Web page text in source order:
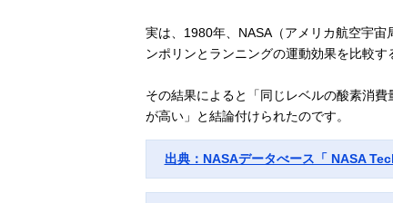
実は、1980年、NASA（アメリカ航空宇
ンポリンとランニングの運動効果を比較す
その結果によると「同じレベルの酸素消
が高い」と結論付けられたのです。
出典：NASAデータべース「 NASA